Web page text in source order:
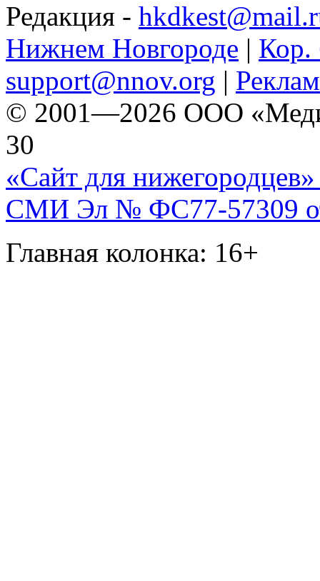
Редакция -
Нижнем Новгороде | Кор.
support@nnov.org |
© 2001—2026 ООО
30
«Сайт для нижегородцев»
СМИ Эл № ФС77-57309
Главная колонка: 16+